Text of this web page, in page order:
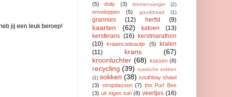
jij een leuk beroep!
(5)
doily (3) dromenvanger (2)
enveloppen (5) gouddraad (1)
grannies (12) herfst (9)
kaarten (62) katoen
(13)
kerstkrans (16)
kerstmarathon
(10)
kraamcadeautje (5)
kralen
(11)
krans
(67)
kroonluchter (68) kussen (8)
recycling (39) russische sokken
(1) sokken (38) southbay shawl
(3) stropdassen (7) the Purl Bee
(3) uit eigen tuin (8) veertjes (16)